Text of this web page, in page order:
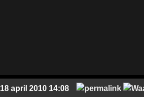
18 april 2010 14:08